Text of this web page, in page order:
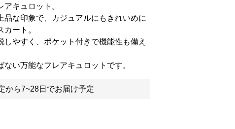
キュロット。
品な印象で、カジュアルにもきれいめに
ート。
しやすく、ポケット付きで機能性も備え
い万能なフレアキュロットです。
から7~28日でお届け予定